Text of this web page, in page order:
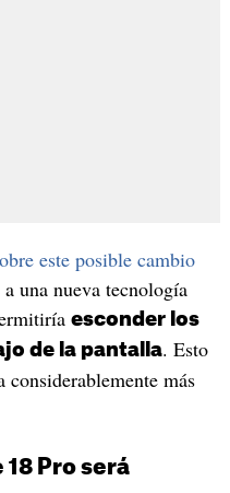
este posible cambio
una nueva tecnología
esconder los
de la pantalla. Esto
más
18 Pro será